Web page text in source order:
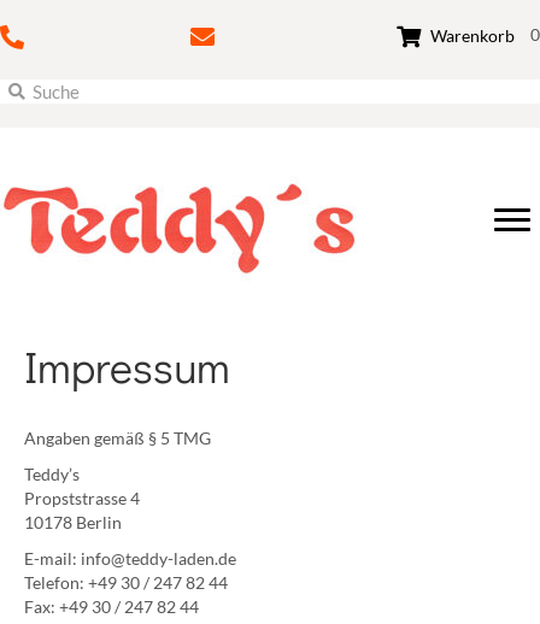
Warenkorb 0
Impressum
Angaben gemäß § 5 TMG
Teddy’s
Propststrasse 4
10178 Berlin
E-mail: info@teddy-laden.de
Telefon: +49 30 / 247 82 44
Fax: +49 30 / 247 82 44